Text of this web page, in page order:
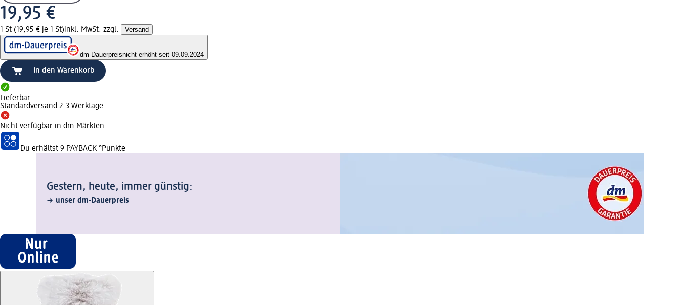
19,95 €
1 St (19,95 € je 1 St)inkl. MwSt. zzgl. Versand
dm-Dauerpreisnicht erhöht seit 09.09.2024
In den Warenkorb
Lieferbar
Standardversand 2-3 Werktage
Nicht verfügbar in dm-Märkten
Du erhältst 9 PAYBACK °Punkte
Gestern, heute, immer günstig:
unser dm-Dauerpreis